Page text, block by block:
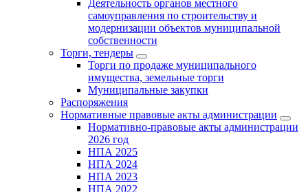
Деятельность органов местного
самоуправления по строительству и
модернизации объектов муниципальной
собственности
Торги, тендеры
Торги по продаже муниципального
имущества, земельные торги
Муниципальные закупки
Распоряжения
Нормативные правовые акты администрации
Нормативно-правовые акты администрации
2026 год
НПА 2025
НПА 2024
НПА 2023
НПА 2022